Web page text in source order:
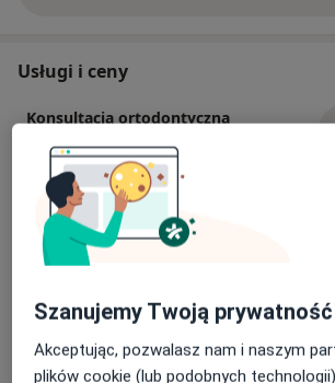
Usługi i ceny
Konsultacja ortodontyczna
259 zł Szczegóły
Konsultacja Invisalign
99 zł Szczegóły
Kontrola aparatu zdejmowanego
Szczegóły
Szanujemy Twoją prywatność
Akceptując, pozwalasz nam i naszym
plików cookie (lub podobnych